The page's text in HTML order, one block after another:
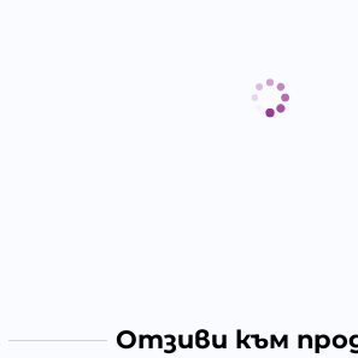
Отзиви към